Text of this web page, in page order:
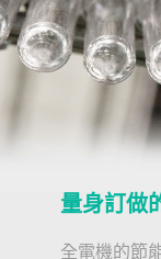
量身訂做
全電機的節